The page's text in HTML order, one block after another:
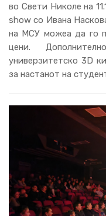
во Свети Николе на
show со Ивана
на МСУ можеа да го
цени.
универзитетско 3D
за настанот на